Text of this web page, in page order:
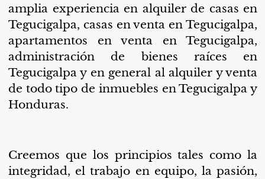
amplia experiencia en alquiler de casas en
Tegucigalpa, casas en venta en Tegucigalpa,
apartamentos en venta en Tegucigalpa,
administración de bienes raíces en
Tegucigalpa y en general al alquiler y venta
de todo tipo de inmuebles en Tegucigalpa y
Honduras.
Creemos que los principios tales como la
integridad, el trabajo en equipo, la pasión,